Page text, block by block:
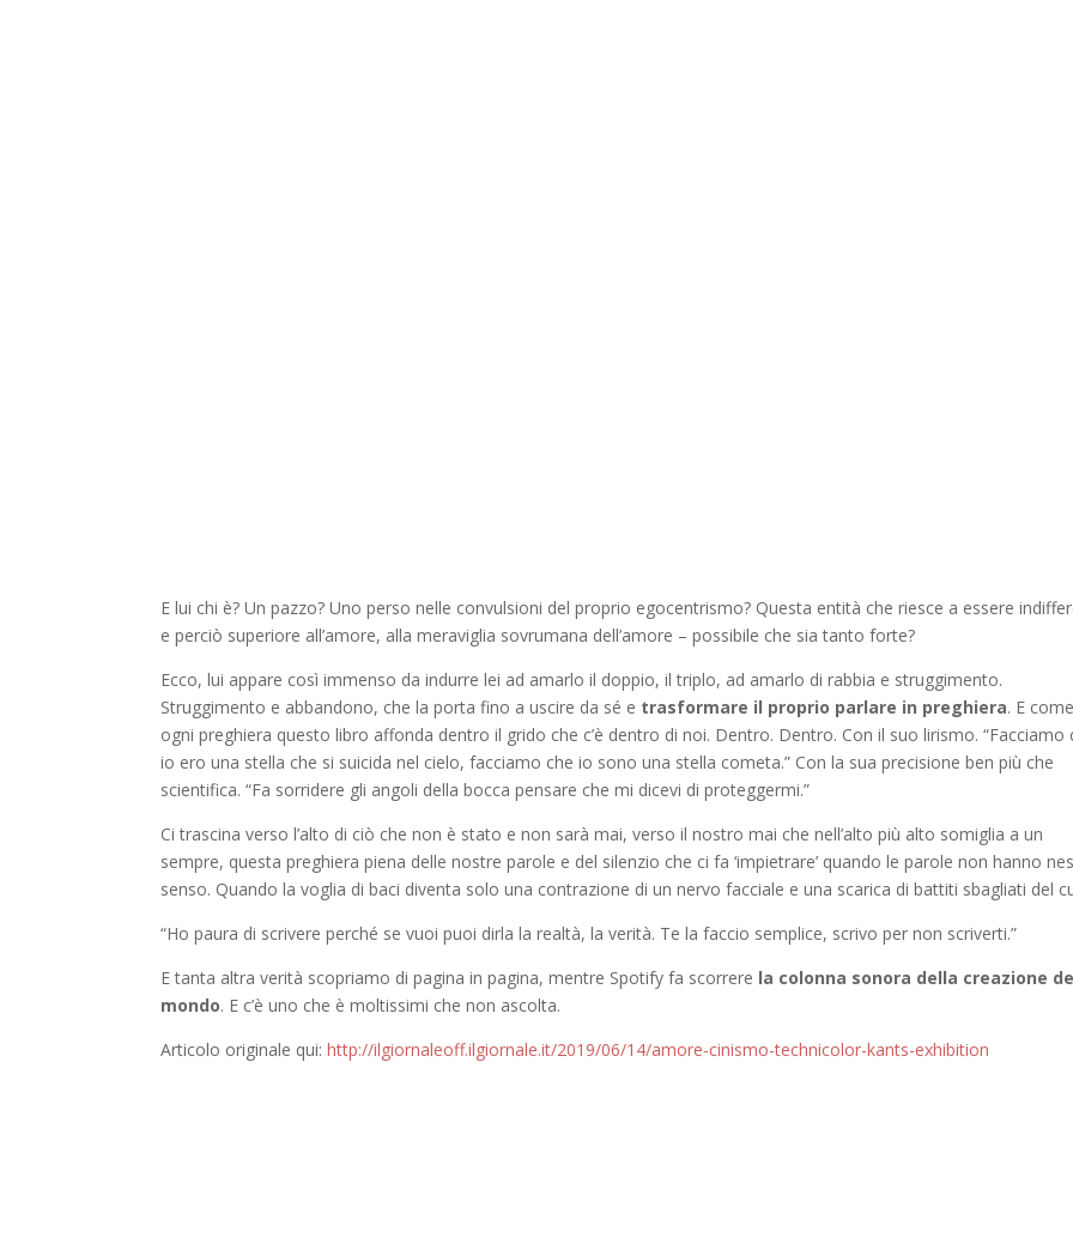
E lui chi è? Un pazzo? Uno perso nelle convulsioni del proprio egocentrismo? Questa entità che riesce a essere
e perciò superiore all’amore, alla meraviglia sovrumana dell’amore – possibile che sia tanto forte?
Ecco, lui appare così immenso da indurre lei ad amarlo il doppio, il triplo, ad amarlo di rabbia e struggimento.
Struggimento e abbandono, che la porta fino a uscire da sé e trasformare il proprio parlare in preghiera. E come
ogni preghiera questo libro affonda dentro il grido che c’è dentro di noi. Dentro. Dentro. Con il suo lirismo. “Facciamo
io ero una stella che si suicida nel cielo, facciamo che io sono una stella cometa.” Con la sua precisione ben più che
scientifica. “Fa sorridere gli angoli della bocca pensare che mi dicevi di proteggermi.”
Ci trascina verso l’alto di ciò che non è stato e non sarà mai, verso il nostro mai che nell’alto più alto somiglia a un
sempre, questa preghiera piena delle nostre parole e del silenzio che ci fa ‘impietrare’ quando le parole non hanno
senso. Quando la voglia di baci diventa solo una contrazione di un nervo facciale e una scarica di battiti sbagliati del
“Ho paura di scrivere perché se vuoi puoi dirla la realtà, la verità. Te la faccio semplice, scrivo per non scriverti.”
E tanta altra verità scopriamo di pagina in pagina, mentre Spotify fa scorrere la colonna sonora della creazione
mondo. E c’è uno che è moltissimi che non ascolta.
Articolo originale qui:http://ilgiornaleoff.ilgiornale.it/2019/06/14/amore-cinismo-technicolor-kants-exhibition